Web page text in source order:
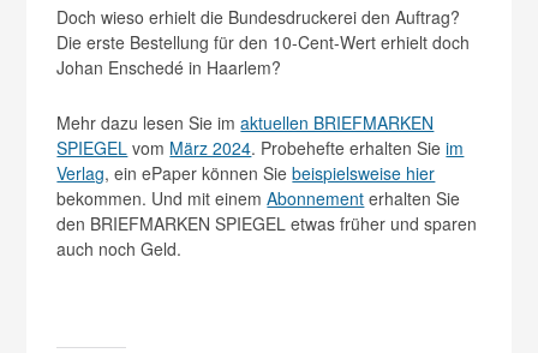
Doch wieso erhielt die Bundesdruckerei den Auftrag?
Die erste Bestellung für den 10-Cent-Wert erhielt doch
Johan Enschedé in Haarlem?
Mehr dazu lesen Sie imaktuellen BRIEFMARKEN
SPIEGEL vom März 2024. Probehefte erhalten Sieim
Verlag, ein ePaper können Siebeispielsweise hier
bekommen. Und mit einemAbonnement erhalten Sie
den BRIEFMARKEN SPIEGEL etwas früher und sparen
auch noch Geld.